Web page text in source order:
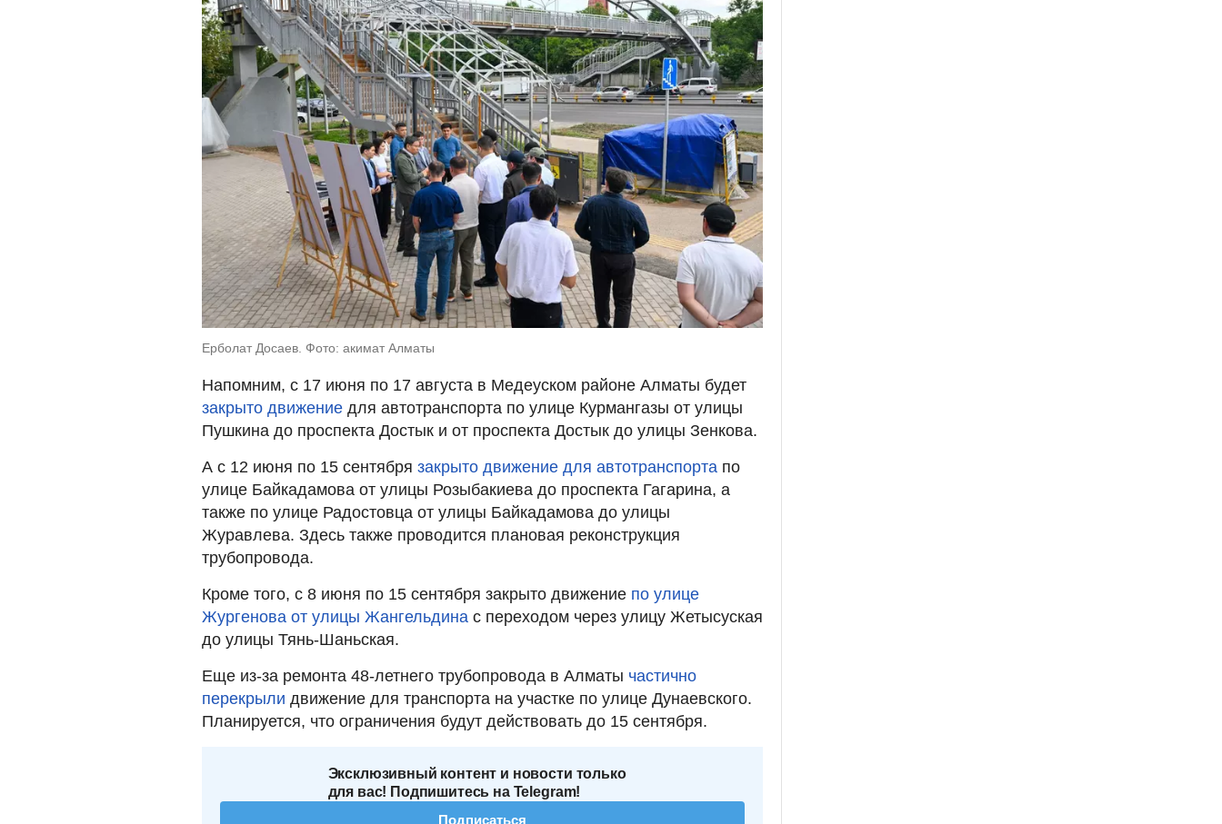
Ерболат Досаев. Фото: акимат Алматы
Напомним, с 17 июня по 17 августа в Медеуском районе Алматы будет
закрыто движение для автотранспорта по улице Курмангазы от улицы
Пушкина до проспекта Достык и от проспекта Достык до улицы Зенкова.
А с 12 июня по 15 сентября закрыто движение для автотранспорта по
улице Байкадамова от улицы Розыбакиева до проспекта Гагарина, а
также по улице Радостовца от улицы Байкадамова до улицы
Журавлева. Здесь также проводится плановая реконструкция
трубопровода.
Кроме того, с 8 июня по 15 сентября закрыто движение по улице
Жургенова от улицы Жангельдина с переходом через улицу Жетысуская
до улицы Тянь-Шаньская.
Еще из-за ремонта 48-летнего трубопровода в Алматы частично
перекрыли движение для транспорта на участке по улице Дунаевского.
Планируется, что ограничения будут действовать до 15 сентября.
Эксклюзивный контент и новости только
для вас! Подпишитесь на Telegram!
Подписаться